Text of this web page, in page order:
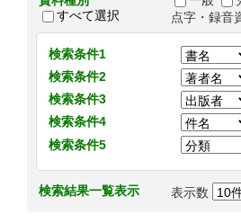
すべて選択
点字・録音
検索条件1
検索条件2
検索条件3
検索条件4
検索条件5
検索結果一覧表示 表示数